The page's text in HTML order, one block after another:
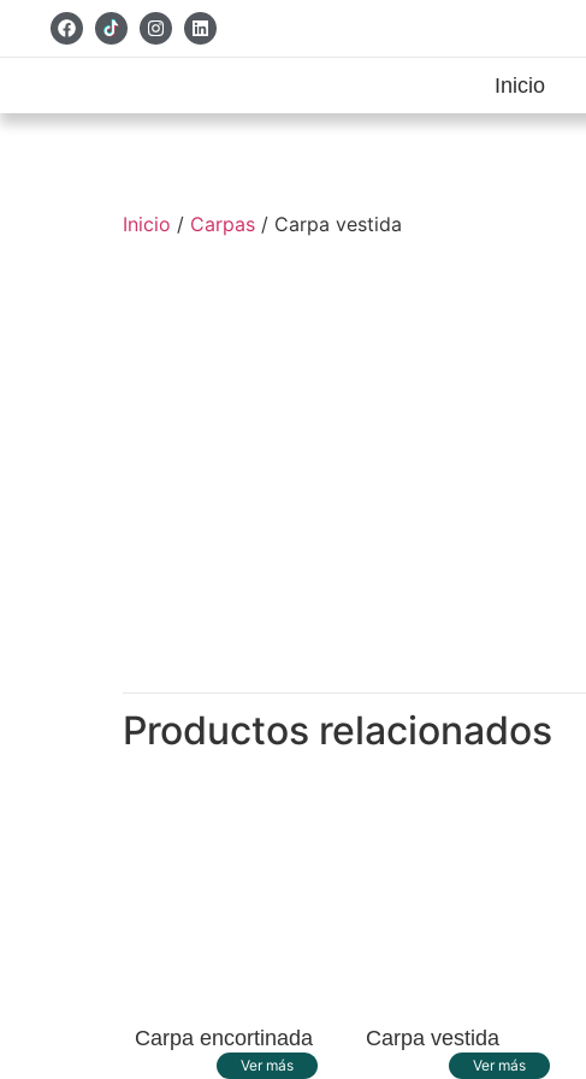
Inicio
Inicio / Carpas / Carpa vestida
Productos relacionados
Carpa encortinada
Ver más
Carpa vestida
Ver más